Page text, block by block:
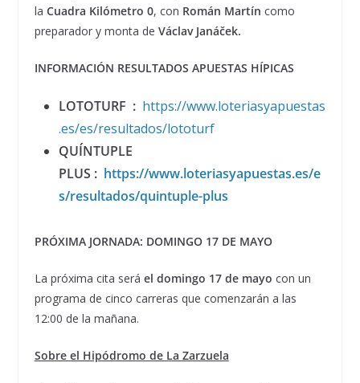
la Cuadra Kilómetro 0, con Román Martín como
preparador y monta de Václav Janáček.
INFORMACIÓN RESULTADOS APUESTAS HÍPICAS
LOTOTURF : https://www.loteriasyapuestas
.es/es/resultados/lototurf
QUÍNTUPLE
PLUS : https://www.loteriasyapuestas.es/e
s/resultados/quintuple-plus
PRÓXIMA JORNADA: DOMINGO 17 DE MAYO
La próxima cita será el domingo 17 de mayo con un
programa de cinco carreras que comenzarán a las
12:00 de la mañana.
Sobre el Hipódromo de La Zarzuela